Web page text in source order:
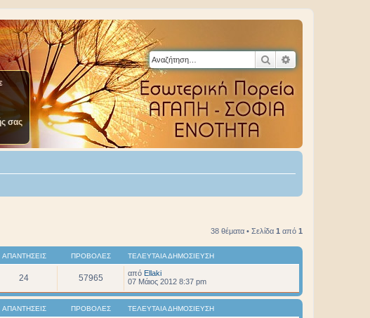
Αναζήτηση
38 θέματα • Σελίδα 1 από 1
ΑΠΑΝΤΉΣΕΙΣ ΠΡΟΒΟΛΈΣ ΤΕΛΕΥΤΑΊΑ ΔΗΜΟΣΊΕΥΣΗ
24 57965 από Ellaki
07 Μάιος 2012 8:37 pm
ΑΠΑΝΤΉΣΕΙΣ ΠΡΟΒΟΛΈΣ ΤΕΛΕΥΤΑΊΑ ΔΗΜΟΣΊΕΥΣΗ
σας